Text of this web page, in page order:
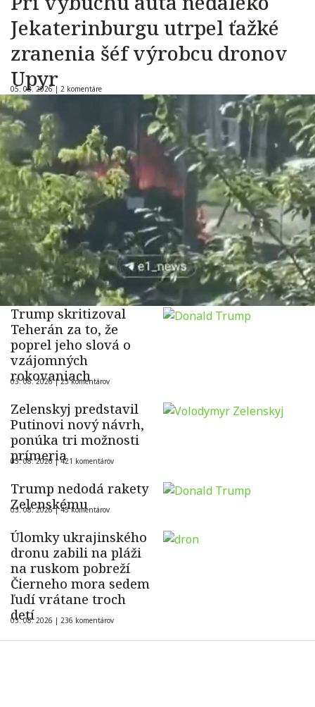
Jekaterinburgu utrpel ťažké
zranenia šéf výrobcu dronov
Upyr
05. 08. 2026 | 2 komentáre
Trump skritizoval
Teherán za to, že
poprel jeho slová o
vzájomných
rokovaniach
03. 08. 2026 |23 komentárov
Zelenskyj predstavil
Putinovi nový návrh,
ponúka tri možnosti
prímeria
03. 08. 2026 |421 komentárov
Trump nedodá rakety
Zelenskému
03. 08. 2026 |45 komentárov
Úlomky ukrajinského
dronu zabili na pláži
na ruskom pobreží
Čierneho mora sedem
ľudí vrátane troch
detí
03. 08. 2026 | 236 komentárov